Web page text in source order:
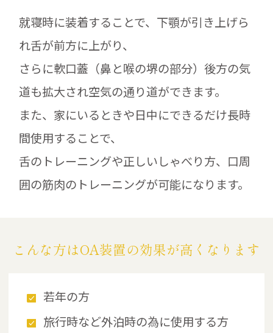
就寝時に装着することで、下顎が引き上げら
れ舌が前方に上がり、
さらに軟口蓋（鼻と喉の堺の部分）後方の気
道も拡大され空気の通り道ができます。
また、家にいるときや日中にできるだけ長時
間使用することで、
舌のトレーニングや正しいしゃべり方、口周
囲の筋肉のトレーニングが可能になります。
こんな方はOA装置の効果が高くなります
若年の方
旅行時など外泊時の為に使用する方